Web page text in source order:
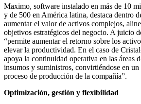
Maximo, software instalado en más de 10
y de 500 en América latina, destaca dentro
aumentar el valor de activos complejos,
objetivos estratégicos del negocio. A juicio
“permite aumentar el retorno sobre los
elevar la productividad. En el caso de
apoya la continuidad operativa en las áreas
insumos y suministros, convirtiéndose en
proceso de producción de la compañía”.
Optimización, gestión y flexibilidad